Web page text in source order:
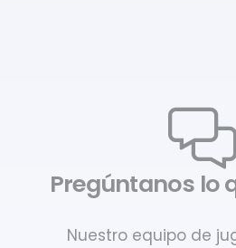
Pregúntanos lo
Nuestro equipo de